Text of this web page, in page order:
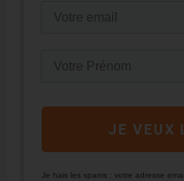
JE VEUX
Je hais les spams : votre adresse